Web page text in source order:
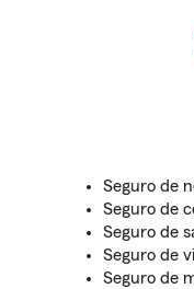
Seguro de
Seguro de
Seguro de
Seguro de
Seguro de